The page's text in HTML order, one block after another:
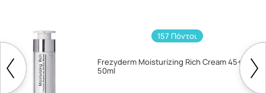
157 Πόντοι
Frezyderm Moisturizing Rich Cream 45+
50ml